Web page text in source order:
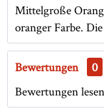
Mittelgroße
oranger Farbe.
Bewertungen
0
Bewertungen